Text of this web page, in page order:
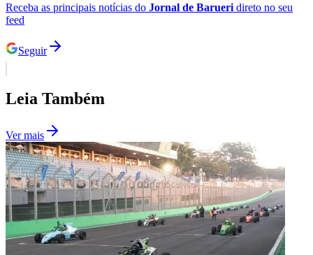
Receba as principais notícias do Jornal de Barueri direto no seu
feed
Seguir
Leia Também
Ver mais